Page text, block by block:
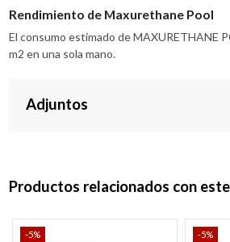
Rendimiento de Maxurethane Pool
El consumo estimado de MAXURETHANE
m2 en una sola mano.
Adjuntos
Productos relacionados con
-5% -5%